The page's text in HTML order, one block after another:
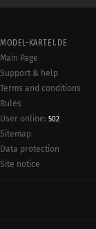
MODEL-KARTEI.DE
Main Page
Support & help
Terms and conditions
Rules
User online: 502
Sitemap
Data protection
Site notice